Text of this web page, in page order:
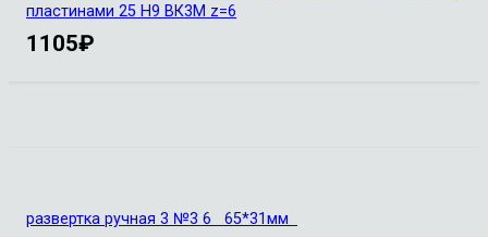
пластинами 25 Н9 ВК3М z=6
1105₽
развертка ручная 3 №3 6 65*31мм